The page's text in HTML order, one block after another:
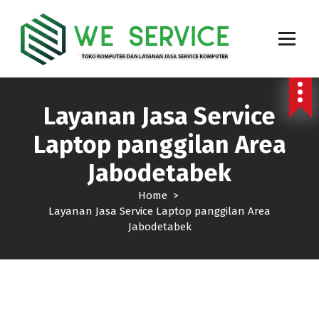
Printer, Service PABX dan Service Jaringan area jakarta
Layanan Jasa Service
Laptop panggilan Area
Jabodetabek
Home>
Layanan Jasa Service Laptop panggilan Area
Jabodetabek